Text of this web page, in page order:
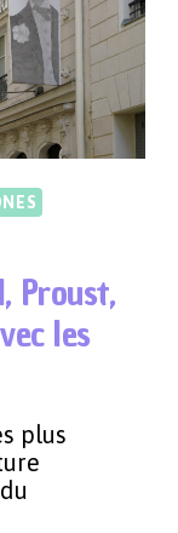
Proust,
les
plus